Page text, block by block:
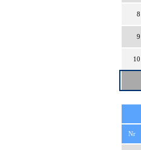
8
9
10
Nr